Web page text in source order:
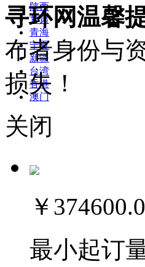
陕西
甘肃
青海
宁夏
新疆
台湾
香港
澳门
寻环网温馨
布者身份与
损失！
关闭
￥
最小起订